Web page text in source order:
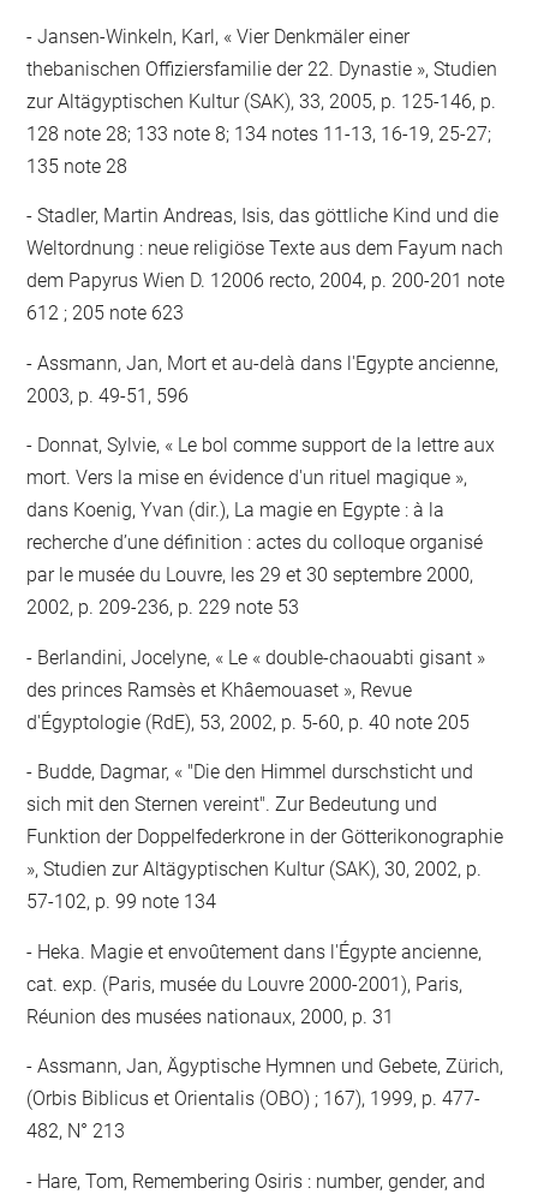
Jansen-Winkeln, Karl, « Vier Denkmäler einer
thebanischen Offiziersfamilie der 22. Dynastie », Studien
zur Altägyptischen Kultur (SAK), 33, 2005, p. 125-146, p.
128 note 28; 133 note 8; 134 notes 11-13, 16-19, 25-27;
135 note 28
Stadler, Martin Andreas, Isis, das göttliche Kind und die
Weltordnung : neue religiöse Texte aus dem Fayum nach
dem Papyrus Wien D. 12006 recto, 2004, p. 200-201 note
612 ; 205 note 623
Assmann, Jan, Mort et au-delà dans l'Egypte ancienne,
2003, p. 49-51, 596
Donnat, Sylvie, « Le bol comme support de la lettre aux
mort. Vers la mise en évidence d'un rituel magique »,
dans Koenig, Yvan (dir.), La magie en Egypte : à la
recherche d’une définition : actes du colloque organisé
par le musée du Louvre, les 29 et 30 septembre 2000,
2002, p. 209-236, p. 229 note 53
Berlandini, Jocelyne, « Le « double-chaouabti gisant »
des princes Ramsès et Khâemouaset », Revue
d'Égyptologie (RdE), 53, 2002, p. 5-60, p. 40 note 205
Budde, Dagmar, « "Die den Himmel durschsticht und
sich mit den Sternen vereint". Zur Bedeutung und
Funktion der Doppelfederkrone in der Götterikonographie
», Studien zur Altägyptischen Kultur (SAK), 30, 2002, p.
57-102, p. 99 note 134
Heka. Magie et envoûtement dans l'Égypte ancienne,
cat. exp. (Paris, musée du Louvre 2000-2001), Paris,
Réunion des musées nationaux, 2000, p. 31
Assmann, Jan, Ägyptische Hymnen und Gebete, Zürich,
(Orbis Biblicus et Orientalis (OBO) ; 167), 1999, p. 477-
482, N° 213
Hare, Tom, Remembering Osiris : number, gender, and